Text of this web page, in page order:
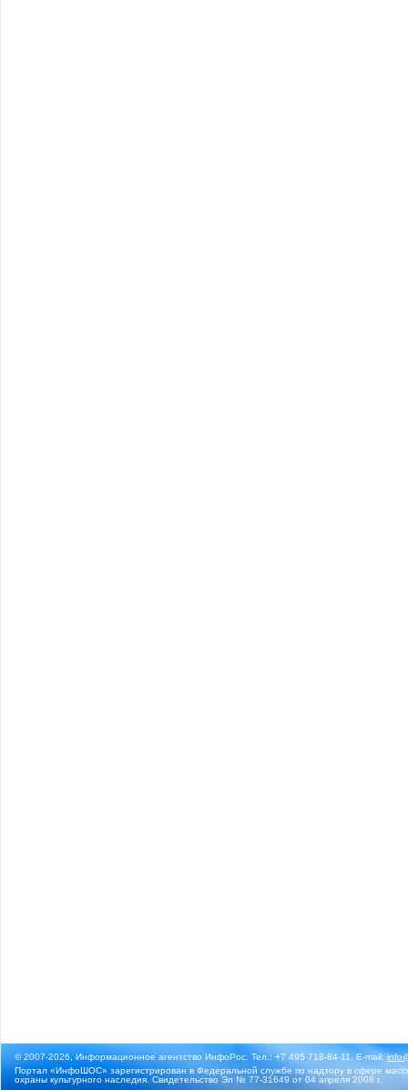
© 2007-2026, Информационное агентство ИнфоРос. Тел.: +7 495 718-84-11, E-mail:
Портал «ИнфоШОС» зарегистрирован в Федеральной службе по надзору в сфере
охраны культурного наследия. Свидетельство Эл № 77-31649 от 04 апреля 2008 г.